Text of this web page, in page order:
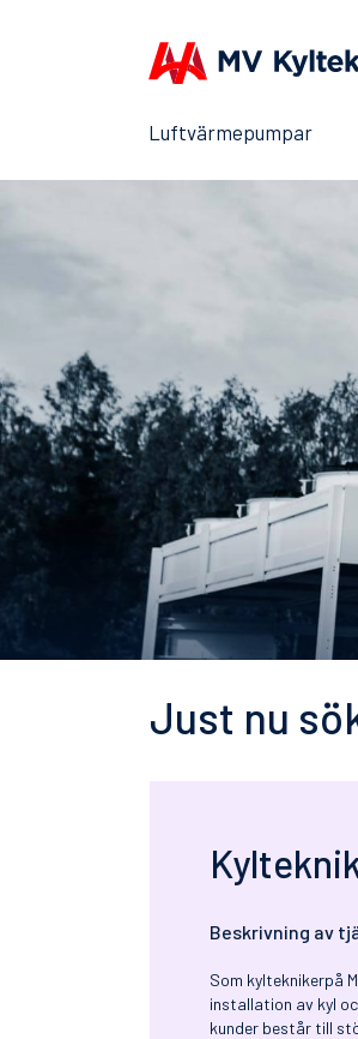
Luftvärmepumpar
Just nu
Beskrivning av
Som kylteknikerpå
installation av kyl
kunder består till